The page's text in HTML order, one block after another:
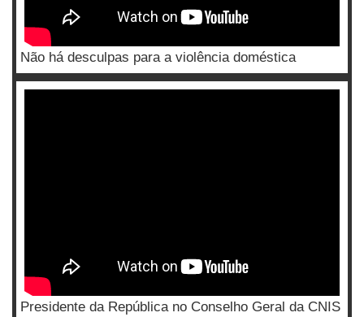
Não há desculpas para a violência doméstica
Presidente da República no Conselho Geral da CNIS